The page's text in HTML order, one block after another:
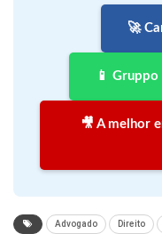
🚀
📱
🎥 A melhor
Advogado Direito